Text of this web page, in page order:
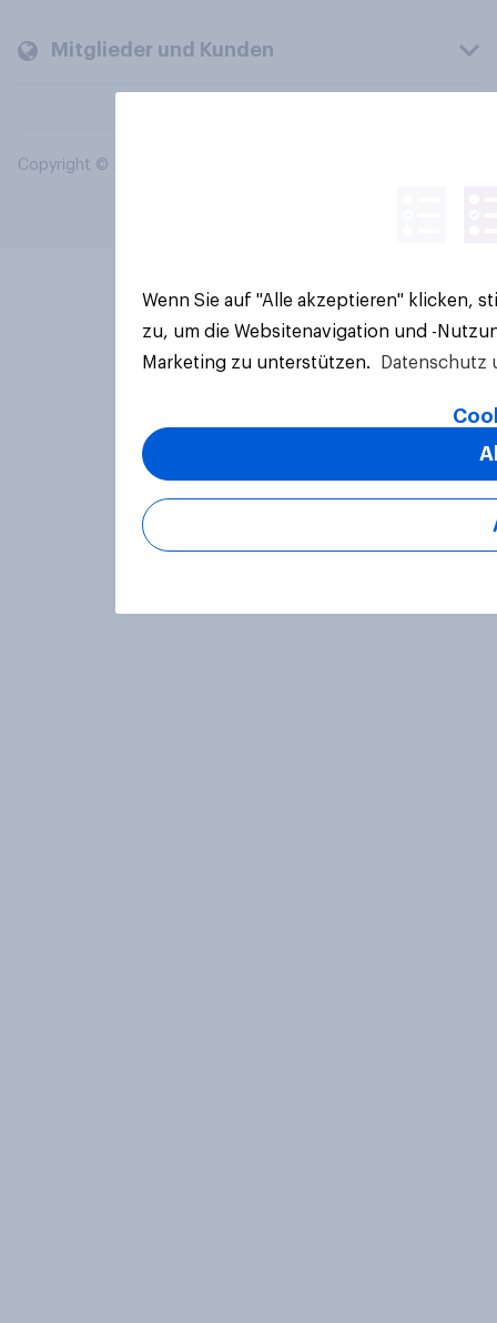
Mitglieder und Kunden
Copyright © 2026 YouGov PLC. Alle Rechte vorbehalten.
Wenn Sie auf "Alle akzeptieren" klicken,
zu, um die Websitenavigation und -
Marketing zu unterstützen.
Datenschutz